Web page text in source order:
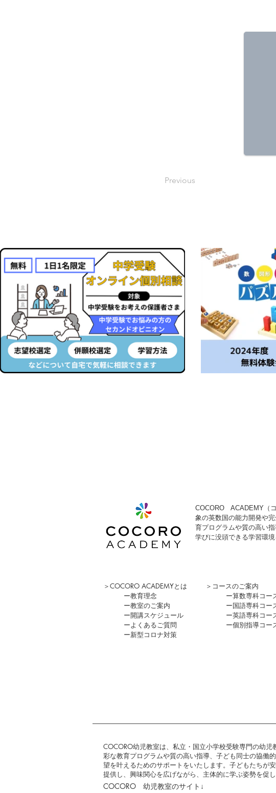
Previous
COCORO ACADEMY（
象の英数国の能力開発や
育プログラムや質の高い
学びに没頭できる学習環
＞COCORO ACADEMYとは
ー教育理念
ー教室のご案内
ー開講スケジュール
ーよくあるご質問
​ー新型コロナ対策
＞ コースのご案内
ー算数専科コー
ー国語専科コー
ー英語専科コー
ー個別指導コー
COCORO幼児教室は、私立・国立小学校受験専門の幼
彩な教育プログラムや質の高い指導、子ども同士の協働
望を叶えるためのサポートをいたします。子どもたちが
提供し、興味関心を広げながら、主体的に学ぶ姿勢を促し
COCORO 幼児教室のサイト↓